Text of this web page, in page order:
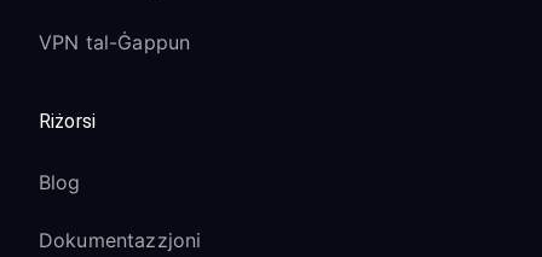
VPN tal-Ġappun
Riżorsi
Blog
Dokumentazzjoni